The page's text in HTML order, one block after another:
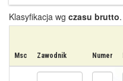
Klasyfikacja wg czasu brutto.
Msc Zawodnik Numer